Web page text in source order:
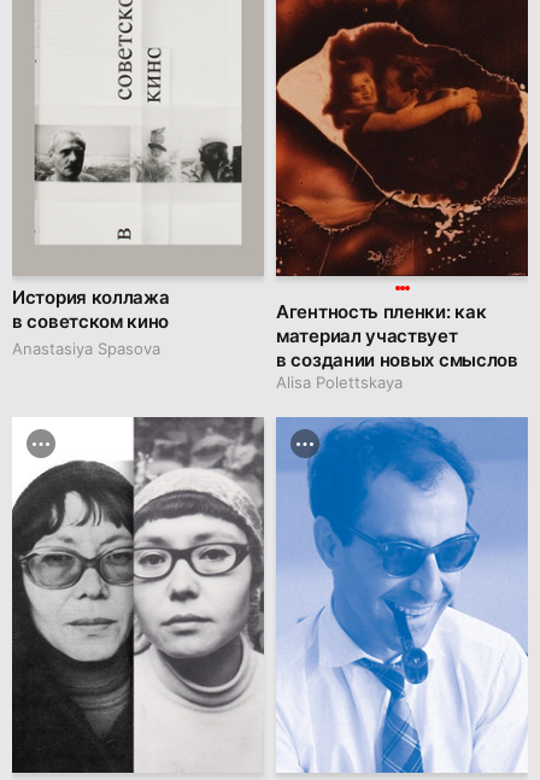
История коллажа
в советском кино
Anastasiya Spasova
Агентность пленки: как
материал участвует
в создании новых смыслов
Alisa Polettskaya